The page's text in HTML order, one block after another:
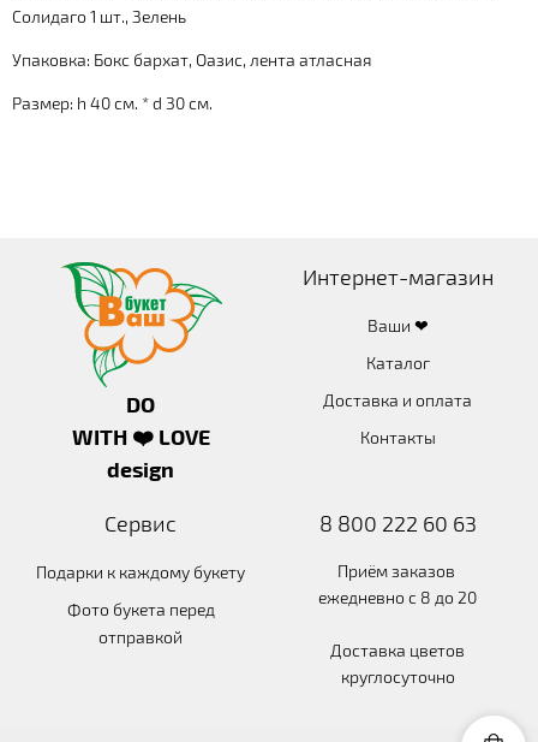
Солидаго 1 шт., Зелень
Упаковка: Бокс бархат, Оазис, лента атласная
Размер: h 40 см. * d 30 см.
DO
WITH ❤️ LOVE
design
Интернет-магазин
Ваши ❤
Каталог
Доставка и оплата
Контакты
Сервис
Подарки к каждому букету
Фото букета перед
отправкой
8 800 222 60 63
Приём заказов
ежедневно с 8 до 20
Доставка цветов
круглосуточно